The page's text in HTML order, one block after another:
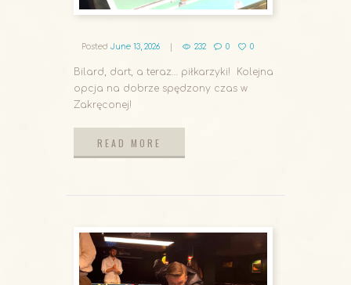
Posted June 13, 2026 232 0 0
Bilard, dart, a teraz… piłkarzyki! Kolejna
opcja na dobrze spędzony czas w
Zakręconej!
READ MORE